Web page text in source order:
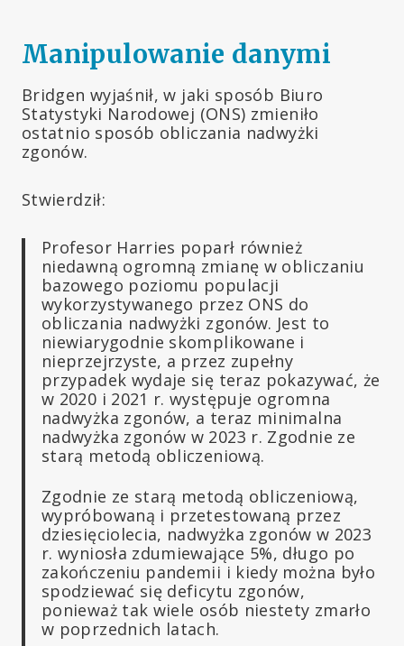
Manipulowanie danymi
Bridgen wyjaśnił, w jaki sposób Biuro
Statystyki Narodowej (ONS) zmieniło
ostatnio sposób obliczania nadwyżki
zgonów.
Stwierdził:
Profesor Harries poparł również
niedawną ogromną zmianę w obliczaniu
bazowego poziomu populacji
wykorzystywanego przez ONS do
obliczania nadwyżki zgonów. Jest to
niewiarygodnie skomplikowane i
nieprzejrzyste, a przez zupełny
przypadek wydaje się teraz pokazywać, że
w 2020 i 2021 r. występuje ogromna
nadwyżka zgonów, a teraz minimalna
nadwyżka zgonów w 2023 r. Zgodnie ze
starą metodą obliczeniową.
Zgodnie ze starą metodą obliczeniową,
wypróbowaną i przetestowaną przez
dziesięciolecia, nadwyżka zgonów w 2023
r. wyniosła zdumiewające 5%, długo po
zakończeniu pandemii i kiedy można było
spodziewać się deficytu zgonów,
ponieważ tak wiele osób niestety zmarło
w poprzednich latach.